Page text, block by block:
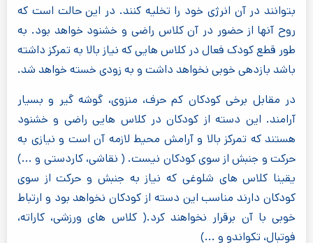
بتوانند در آن انرژی خود را تخلیه کنند. در این حالت است که
روح آنها از حضور در آن کلاس راضی و خشنود خواهد بود. به
طور قطع کودک فعال در کلاس هایی که نیاز بالا به تمرکز داشته
باشد بازدهی خوبی نخواهد داشت و به زودی خسته خواهد شد.
در مقابل برخی کودکان کم حرف، منزوی، گوشه گیر و بسیار
آرامند. این دسته از کودکان در کلاس هایی راضی و خشنود
هستند که تمرکز بالا و آرامش محیط لازمه آن است و نیازی به
حرکت و جنبش از سوی کودکان نیست. ( نقاشی، کاردستی و ...)
یقینا کلاس های شلوغی که نیاز به جنبش و حرکت از سوی
کودکان دارند مناسب این دسته از کودکان نخواهد بود و ارتباط
خوبی با آن برقرار نخواهند کرد.( کلاس های ورزشی، کاراته،
فوتبال، تکواندو و ...)